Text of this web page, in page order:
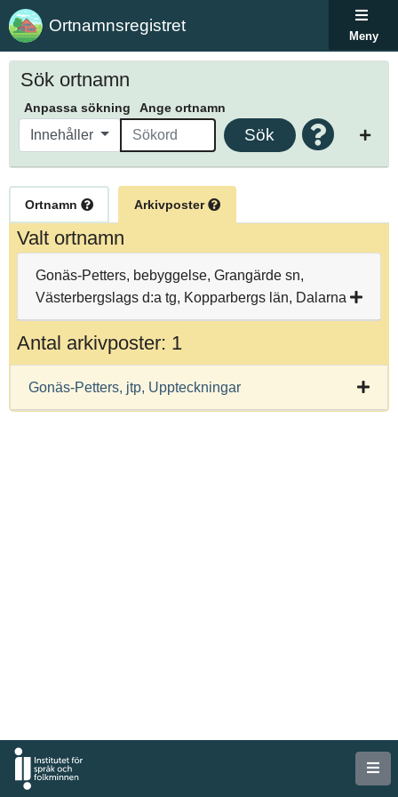
Ortnamnsregistret
Meny
Sök ortnamn
Anpassa sökning Ange ortnamn
Innehåller Sök
Ortnamn Arkivposter
Valt ortnamn
Gonäs-Petters, bebyggelse, Grangärde sn,
Västerbergslags d:a tg, Kopparbergs län, Dalarna
Antal arkivposter: 1
Gonäs-Petters, jtp, Uppteckningar